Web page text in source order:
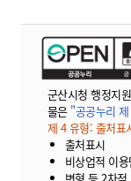
군산시청 행정지
물은 "공공누리
제 4 유형: 출처표
출처표시
비상업적 이